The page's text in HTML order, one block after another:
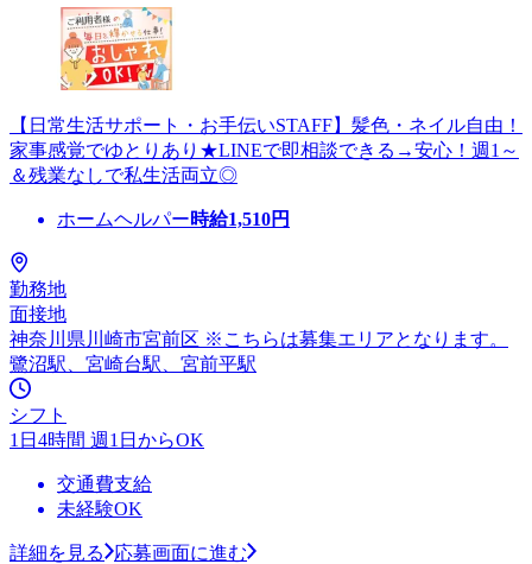
【日常生活サポート・お手伝いSTAFF】髪色・ネイル自由！
家事感覚でゆとりあり★LINEで即相談できる→安心！週1～
＆残業なしで私生活両立◎
ホームヘルパー時給1,510円
勤務地
面接地
神奈川県川崎市宮前区 ※こちらは募集エリアとなります。
鷺沼駅、宮崎台駅、宮前平駅
シフト
1日4時間 週1日からOK
交通費支給
未経験OK
詳細を見る 応募画面に進む